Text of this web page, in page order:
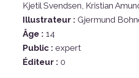
Kjetil Svendsen, Kristian
Illustrateur : Gjermund
Âge : 14
Public : expert
Éditeur : 0